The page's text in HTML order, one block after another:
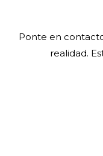
Ponte en
realidad.